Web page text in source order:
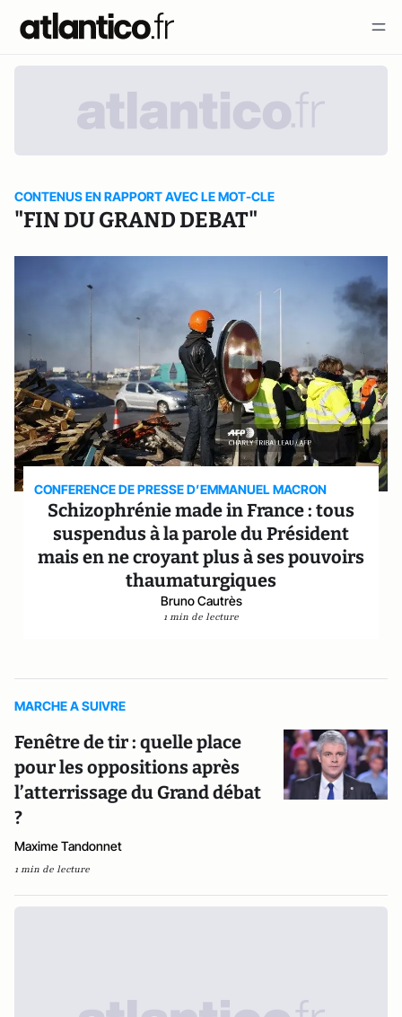
CONTENUS EN RAPPORT AVEC LE MOT-CLE
"FIN DU GRAND DEBAT"
CONFERENCE DE PRESSE D’EMMANUEL MACRON
Schizophrénie made in France : tous
suspendus à la parole du Président
mais en ne croyant plus à ses pouvoirs
thaumaturgiques
Bruno Cautrès
1 min de lecture
MARCHE A SUIVRE
Fenêtre de tir : quelle place
pour les oppositions après
l’atterrissage du Grand débat
?
Maxime Tandonnet
1 min de lecture